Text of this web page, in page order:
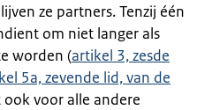
ze partners. Tenzij één
om niet langer als
worden (artikel 3, zesde
5a, zevende lid, van de
ook voor alle andere